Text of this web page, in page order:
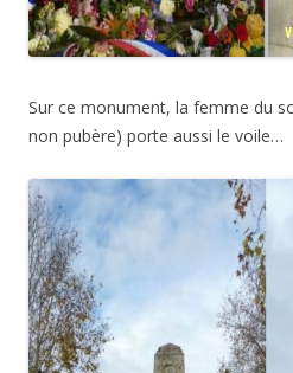
Sur ce monument, la femme du
non pubère) porte aussi le voile…